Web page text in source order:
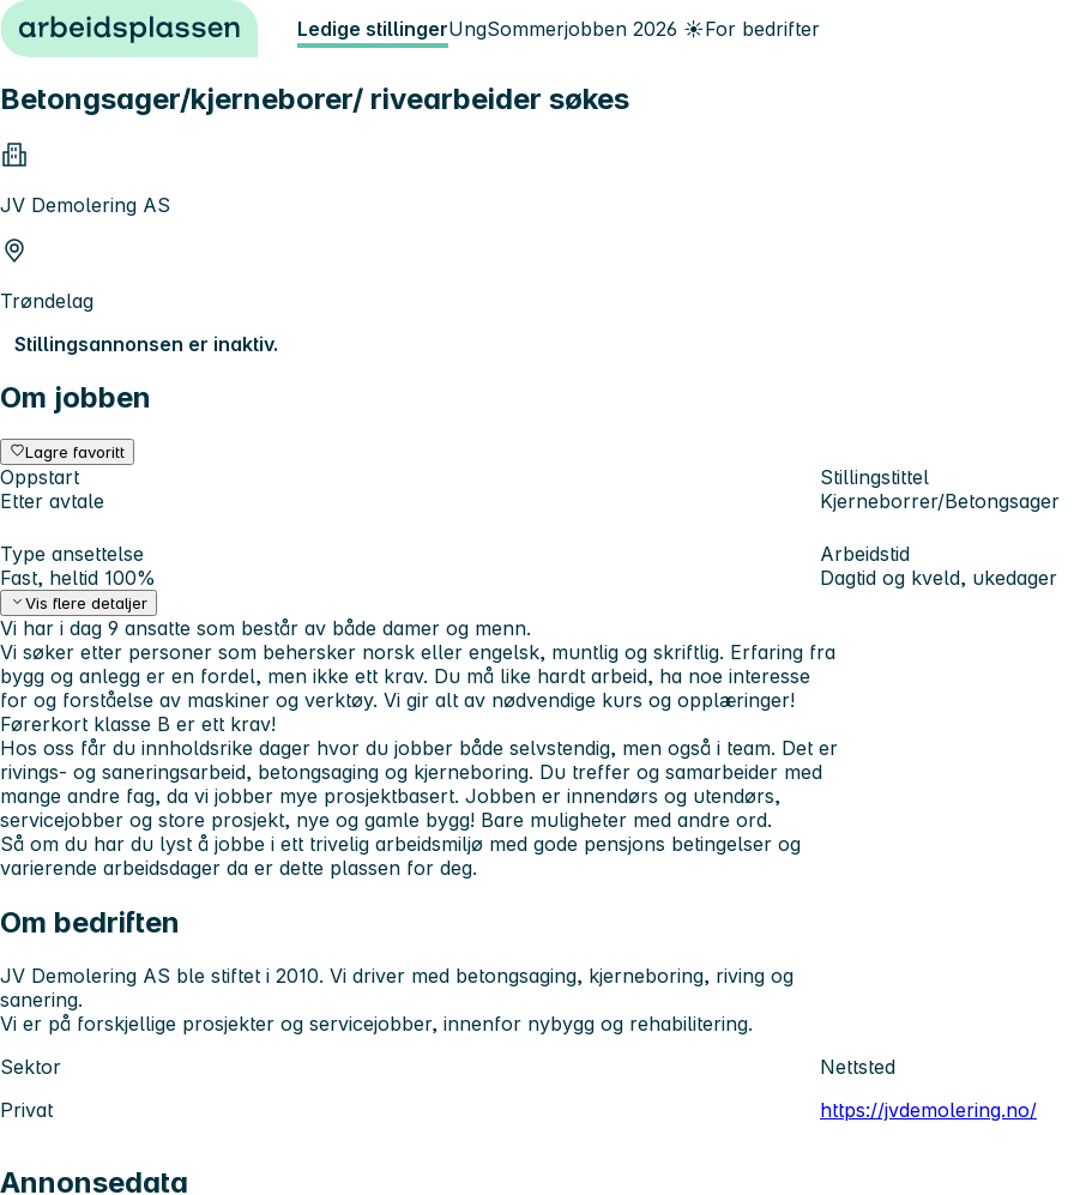
Hopp til innhold Ledige stillingerUngSommerjobben 2026 ☀️For bedrifter
Betongsager/kjerneborer/ rivearbeider søkes
JV Demolering AS
Trøndelag
Stillingsannonsen er inaktiv.
Om jobben
Lagre favoritt
Oppstart
Etter avtale
Stillingstittel
Kjerneborrer/Betongsager
Type ansettelse
Fast, heltid 100%
Arbeidstid
Dagtid og kveld, ukedager
Vis flere detaljer
Vi har i dag 9 ansatte som består av både damer og menn.
Vi søker etter personer som behersker norsk eller engelsk, muntlig og skriftlig. Erfaring fra
bygg og anlegg er en fordel, men ikke ett krav. Du må like hardt arbeid, ha noe interesse
for og forståelse av maskiner og verktøy. Vi gir alt av nødvendige kurs og opplæringer!
Førerkort klasse B er ett krav!
Hos oss får du innholdsrike dager hvor du jobber både selvstendig, men også i team. Det er
rivings- og saneringsarbeid, betongsaging og kjerneboring. Du treffer og samarbeider med
mange andre fag, da vi jobber mye prosjektbasert. Jobben er innendørs og utendørs,
servicejobber og store prosjekt, nye og gamle bygg! Bare muligheter med andre ord.
Så om du har du lyst å jobbe i ett trivelig arbeidsmiljø med gode pensjons betingelser og
varierende arbeidsdager da er dette plassen for deg.
Om bedriften
JV Demolering AS ble stiftet i 2010. Vi driver med betongsaging, kjerneboring, riving og
sanering.
Vi er på forskjellige prosjekter og servicejobber, innenfor nybygg og rehabilitering.
Sektor
Privat
Nettsted
https://jvdemolering.no/
Annonsedata